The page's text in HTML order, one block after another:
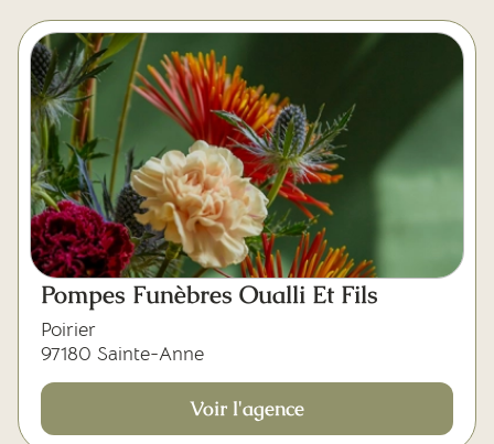
Pompes Funèbres Oualli Et Fils
Poirier
97180 Sainte-Anne
Voir l'agence